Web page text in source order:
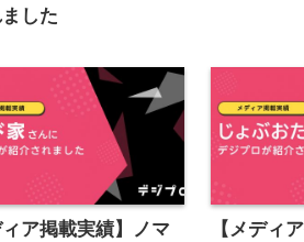
した
ィア掲載実績】ノマ
【メディ